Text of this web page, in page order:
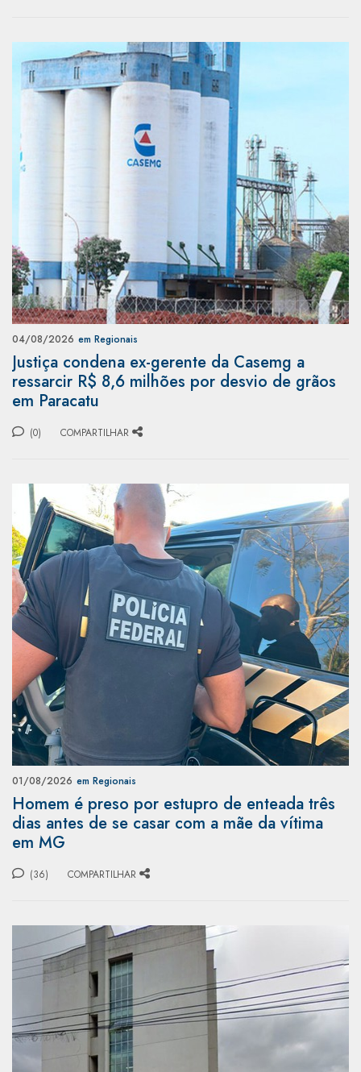
04/08/2026 em Regionais
Justiça condena ex-gerente da Casemg a
ressarcir R$ 8,6 milhões por desvio de grãos
em Paracatu
(0) COMPARTILHAR
01/08/2026 em Regionais
Homem é preso por estupro de enteada três
dias antes de se casar com a mãe da vítima
em MG
(36) COMPARTILHAR